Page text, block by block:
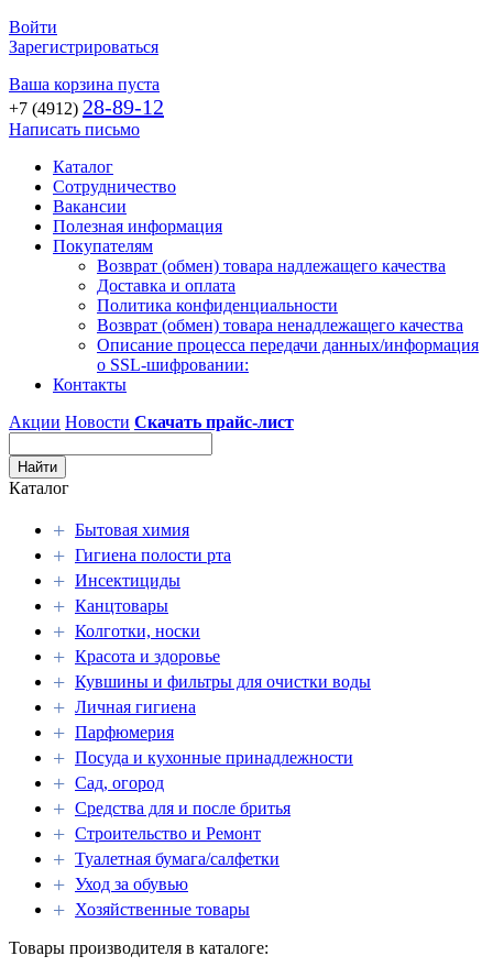
Войти
Зарегистрироваться
Ваша корзина пуста
+7 (4912) 28-89-12
Написать письмо
Каталог
Сотрудничество
Вакансии
Полезная информация
Покупателям
Возврат (обмен) товара надлежащего качества
Доставка и оплата
Политика конфиденциальности
Возврат (обмен) товара ненадлежащего качества
Описание процесса передачи данных/информация
о SSL-шифровании:
Контакты
Акции Новости Скачать прайс-лист
Каталог
+ Бытовая химия
+ Гигиена полости рта
+ Инсектициды
+ Канцтовары
+ Колготки, носки
+ Красота и здоровье
+ Кувшины и фильтры для очистки воды
+ Личная гигиена
+ Парфюмерия
+ Посуда и кухонные принадлежности
+ Сад, огород
+ Средства для и после бритья
+ Строительство и Ремонт
+ Туалетная бумага/салфетки
+ Уход за обувью
+ Хозяйственные товары
Товары производителя в каталоге: